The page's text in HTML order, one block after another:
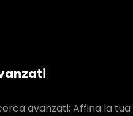
avanzati: Affina la